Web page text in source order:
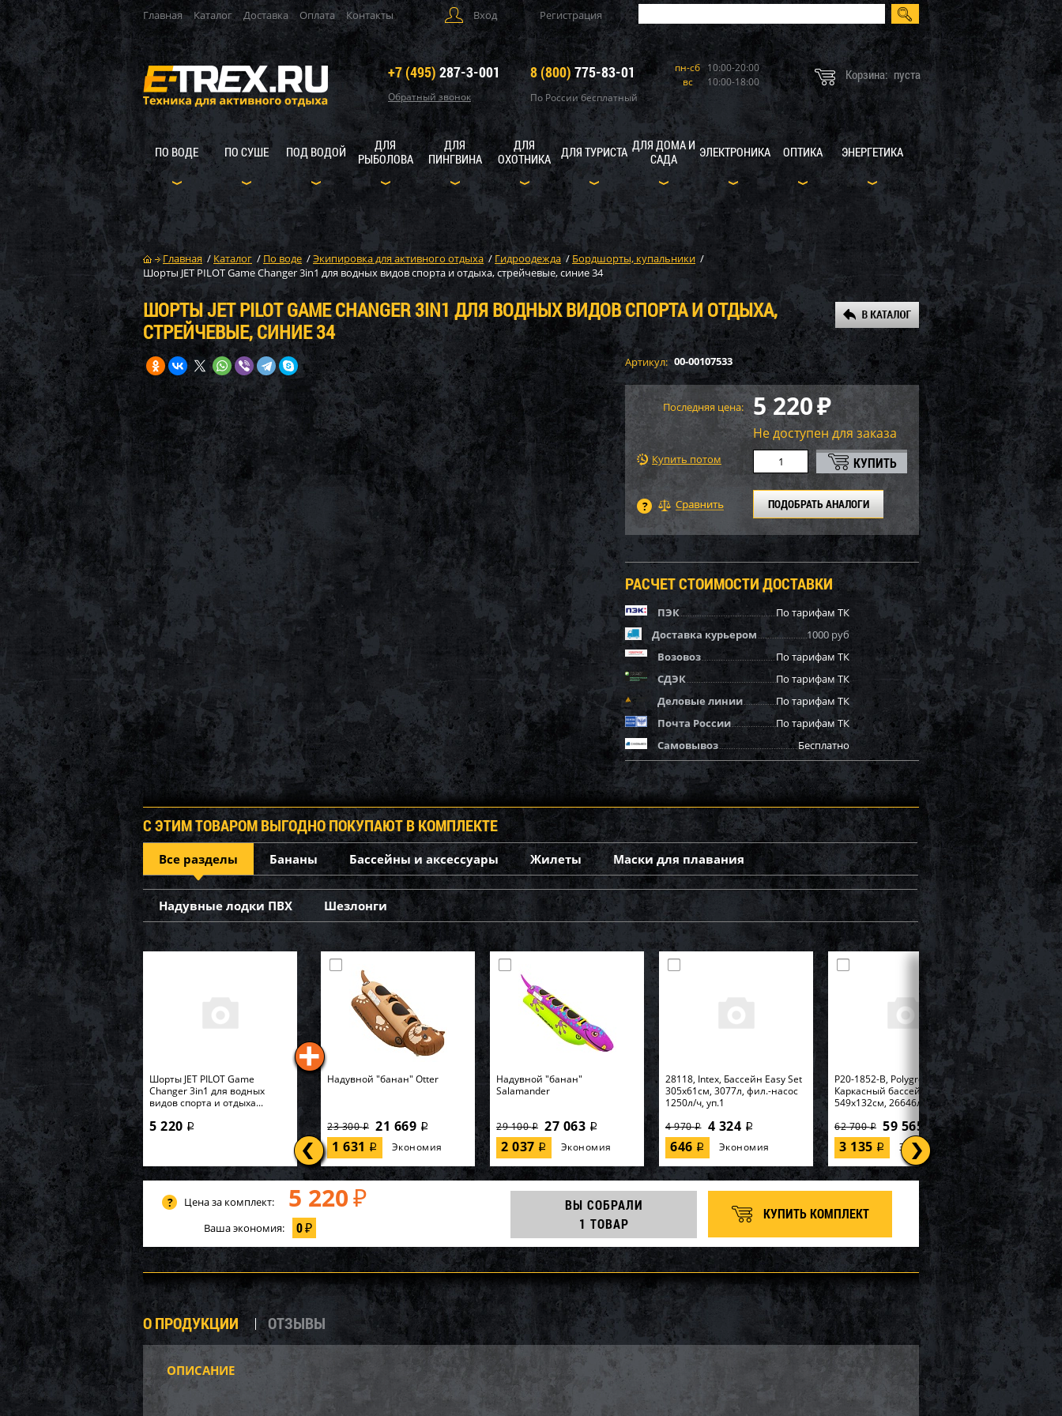
Главная Каталог Доставка Оплата Контакты Вход Регистрация
+7 (495) 287-3-001
Обратный звонок
8 (800) 775-83-01
По России бесплатный
пн-сб 10:00-20:00
вс
10:00-18:00 Корзина: пуста
ПО ВОДЕ ПО СУШЕ ПОД ВОДОЙ
ДЛЯ
РЫБОЛОВА
ДЛЯ
ПИНГВИНА
ДЛЯ
ОХОТНИКА
ДЛЯ ТУРИСТА ДЛЯ ДОМА И
САДА
ЭЛЕКТРОНИКА ОПТИКА ЭНЕРГЕТИКА
Главная / Каталог / По воде /Экипировка для активного отдыха / Гидроодежда / Бордшорты, купальники /
Шорты JET PILOT Game Changer 3in1 для водных видов спорта и отдыха, стрейчевые, синие 34
ШОРТЫ JET PILOT GAME CHANGER 3IN1 ДЛЯ ВОДНЫХ ВИДОВ СПОРТА И ОТДЫХА,
СТРЕЙЧЕВЫЕ, СИНИЕ 34
Артикул: 00-00107533
Последняя цена: 5 220₽
Не доступен для заказа
Купить потом
ПОДОБРАТЬ АНАЛОГИ
РАСЧЕТ СТОИМОСТИ ДОСТАВКИ
ПЭК
По тарифам ТК
Доставка курьером
1000 руб
Возовоз
По тарифам ТК
СДЭК
По тарифам ТК
Деловые линии
По тарифам ТК
Почта России
По тарифам ТК
Самовывоз
Бесплатно
С ЭТИМ ТОВАРОМ ВЫГОДНО ПОКУПАЮТ В КОМПЛЕКТЕ
Все разделы Бананы Бассейны и аксессуары Жилеты Маски для плавания
Надувные лодки ПВХ Шезлонги
Шорты JET PILOT Game
Changer 3in1 для водных
видов спорта и отдыха...
5 220 i
Надувной "банан" Otter
23 300i 21 669 i
1 631 i Экономия
Надувной "банан"
Salamander
29 100i 27 063 i
2 037 i Экономия
28118, Intex, Бассейн Easy Set
305х61см, 3077л, фил.-насос
1250л/ч, уп.1
4 970i 4 324 i
646 i Экономия
P20-1852-B, Polygroup,
Каркасный бассейн
549х132см, 26646л...
62 700i 59 565i
3 135 i Экономия
AQ25186, KOKIDO, Уборочный
комплект Kokido Classic
K267WBX 7 аксессуаров, уп.1
64902, Intex, Надувная
кровать 99х191х46см
56595, Intex, Набор для игры
170х170х185см "Горилла" с
разбрызгивателем, уп.2
57552, Intex, Надувная
игрушка-наездник 163х86см
"Единорог" до 40кг, от 3 лет...
Цена за комплект: 5 220 ₽
Ваша экономия: 0₽
ВЫ СОБРАЛИ
1 ТОВАР
КУПИТЬ КОМПЛЕКТ
О ПРОДУКЦИИ ОТЗЫВЫ
ОПИСАНИЕ